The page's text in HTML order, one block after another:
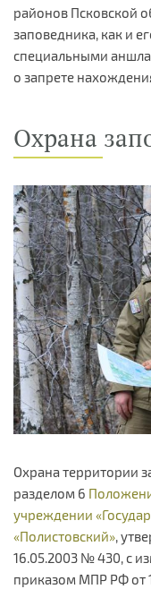
районов Псковской
заповедника, как и
специальными
о запрете
Охрана
Охрана территории
разделом 6
учреждении
«Полистовский»,
16.05.2003 № 430, с
приказом МПР РФ от